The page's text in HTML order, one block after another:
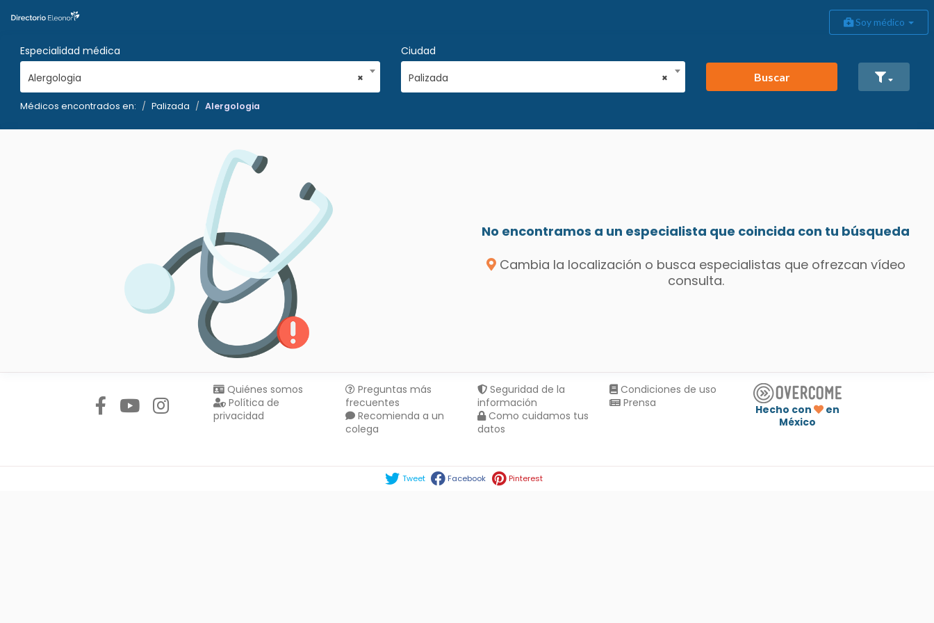
Soy médico
Especialidad médica
×
Alergologia
Ciudad
×
Palizada Buscar
Médicos encontrados en: Palizada Alergologia
No encontramos a un especialista que coincida con tu búsqueda
Cambia la localización o busca especialistas que ofrezcan vídeo
consulta.
Quiénes somos
Política de
privacidad
Preguntas más
frecuentes
Recomienda a un
colega
Seguridad de la
información
Como cuidamos tus
datos
Condiciones de uso
Prensa
Hecho con
en
México
Tweet Facebook Pinterest